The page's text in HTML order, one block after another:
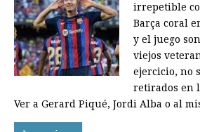
irrepetible
Barça coral
y el juego
viejos
ejercicio, no
retirados en
Ver a Gerard Piqué, Jordi Alba o al